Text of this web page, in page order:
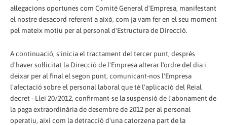
al·legacions oportunes com Comitè General d'Empresa, manifestant
el nostre desacord referent a això, com ja vam fer en el seu moment
pel mateix motiu per al personal d'Estructura de Direcció.
A continuació, s'inicia el tractament del tercer punt, després
d'haver sol·licitat la Direcció de l'Empresa alterar l'ordre del dia i
deixar per al final el segon punt, comunicant-nos l'Empresa
l'afectació sobre el personal laboral que té l'aplicació del Reial
decret - Llei 20/2012, confirmant-se la suspensió de l'abonament de
la paga extraordinària de desembre de 2012 per al personal
operatiu, així com la detracció d'una catorzena part de la